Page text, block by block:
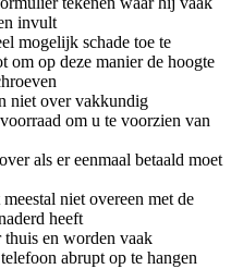
invult
mogelijk schade toe te
om op deze manier de hoogte
niet over vakkundig
om u te voorzien van
als er eenmaal betaald moet
niet overeen met de
heeft
en worden vaak
abrupt op te hangen